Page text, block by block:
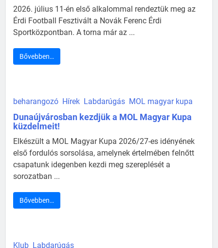
2026. július 11-én első alkalommal rendeztük meg az
Érdi Football Fesztivált a Novák Ferenc Érdi
Sportközpontban. A torna már az ...
Bővebben…
beharangozó Hírek Labdarúgás MOL magyar kupa
Dunaújvárosban kezdjük a MOL Magyar Kupa
küzdelmeit!
Elkészült a MOL Magyar Kupa 2026/27-es idényének
első fordulós sorsolása, amelynek értelmében felnőtt
csapatunk idegenben kezdi meg szereplését a
sorozatban ...
Bővebben…
Klub Labdarúgás